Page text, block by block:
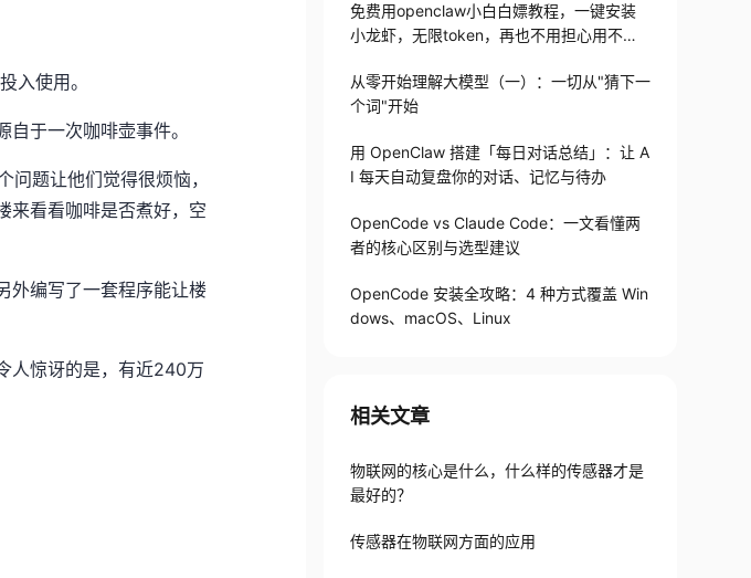
入使用。
于一次咖啡壶事件。
题让他们觉得很烦恼，
来看看咖啡是否煮好，空
外编写了一套程序能让楼
人惊讶的是，有近240万
免费用openclaw小白白嫖教程，一键安装
小龙虾，无限token，再也不用担心用不起
从零开始理解大模型（一）：一切从"猜下一
个词"开始
用 OpenClaw 搭建「每日对话总结」：让 A
I 每天自动复盘你的对话、记忆与待办
OpenCode vs Claude Code：一文看懂两
者的核心区别与选型建议
OpenCode 安装全攻略：4 种方式覆盖 Win
dows、macOS、Linux
相关文章
物联网的核心是什么，什么样的传感器才是
最好的？
传感器在物联网方面的应用